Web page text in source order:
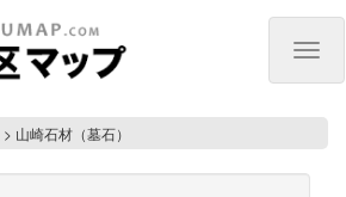
> 山崎石材（墓石）